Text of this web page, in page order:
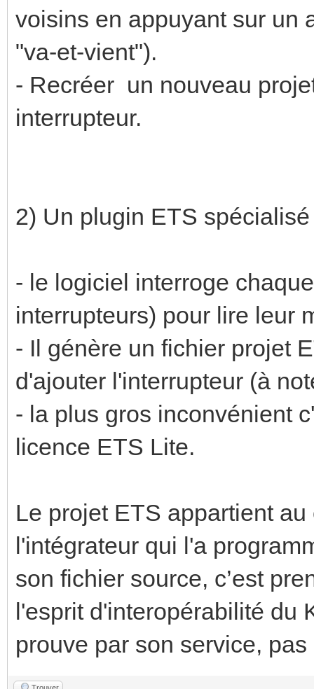
voisins en appuyant sur un
"va-et-vient").
- Recréer un nouveau
interrupteur.
2) Un plugin ETS
- le logiciel interroge
interrupteurs) pour lire leur
- Il génère un fichier projet
d'ajouter l'interrupteur (à
- la plus gros inconvénient
licence ETS Lite.
Le projet ETS appartient
l'intégrateur qui l'a
son fichier source, c’est
l'esprit d'interopérabilité du
prouve par son service,